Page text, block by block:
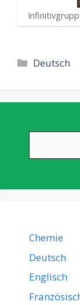
Kategorien
Deutsch
Chemie
Deutsch
Englisch